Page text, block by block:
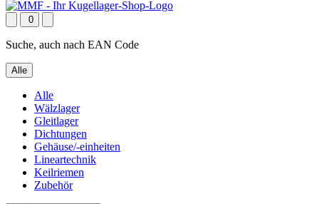
0
Suche, auch nach EAN Code
Alle
Alle
Wälzlager
Gleitlager
Dichtungen
Gehäuse/-einheiten
Lineartechnik
Keilriemen
Zubehör